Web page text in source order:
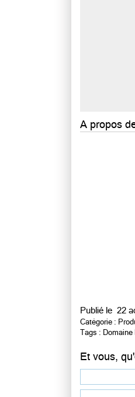
A propos
Publié le 22
Catégorie :
Tags : Domaine
Et vous,